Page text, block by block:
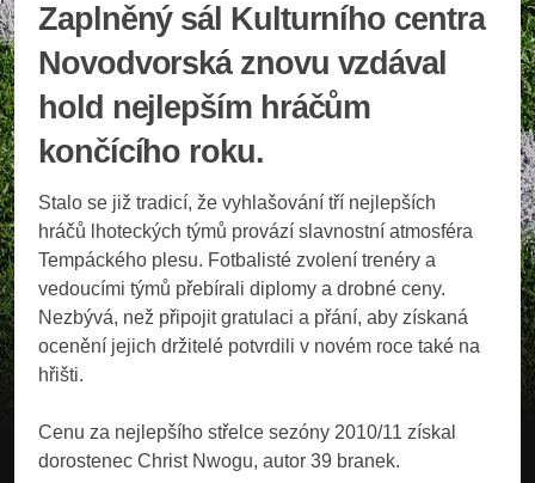
Zaplněný sál Kulturního centra
Novodvorská znovu vzdával
hold nejlepším hráčům
končícího roku.
Stalo se již tradicí, že vyhlašování tří nejlepších
hráčů lhoteckých týmů provází slavnostní atmosféra
Tempáckého plesu. Fotbalisté zvolení trenéry a
vedoucími týmů přebírali diplomy a drobné ceny.
Nezbývá, než připojit gratulaci a přání, aby získaná
ocenění jejich držitelé potvrdili v novém roce také na
hřišti.
Cenu za nejlepšího střelce sezóny 2010/11 získal
dorostenec Christ Nwogu, autor 39 branek.